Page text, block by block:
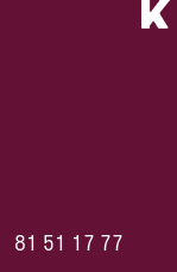
81 51 17 77